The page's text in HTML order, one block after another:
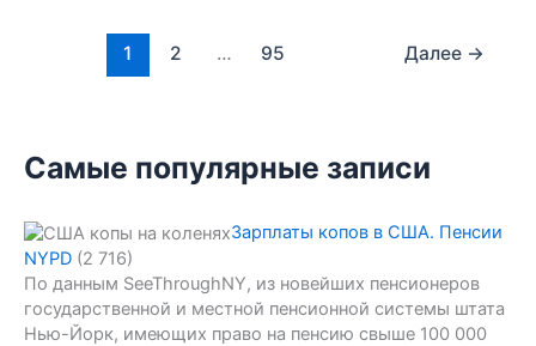
1 2 … 95 Далее →
Самые популярные записи
Зарплаты копов в США. Пенсии
NYPD (2 716)
По данным SeeThroughNY, из новейших пенсионеров
государственной и местной пенсионной системы штата
Нью-Йорк, имеющих право на пенсию свыше 100 000